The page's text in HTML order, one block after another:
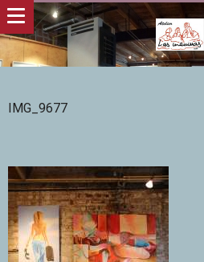
IMG_9677